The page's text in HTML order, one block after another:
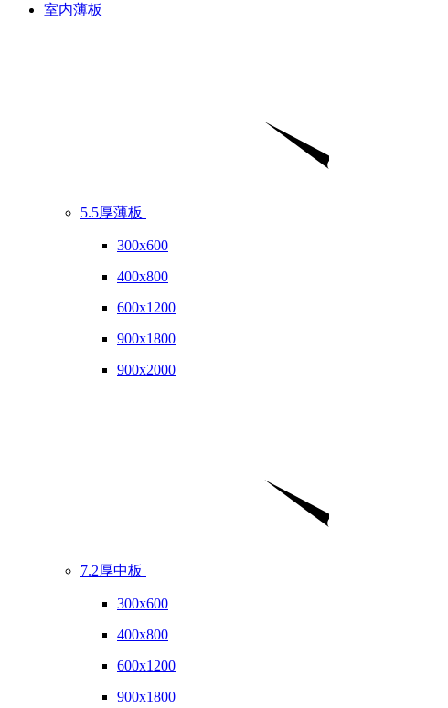
室内薄板
5.5厚薄板
300x600
400x800
600x1200
900x1800
900x2000
7.2厚中板
300x600
400x800
600x1200
900x1800